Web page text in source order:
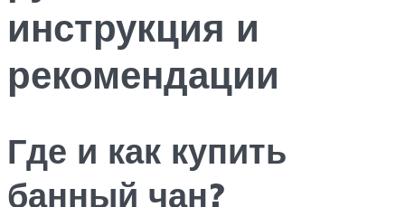
инструкция и
рекомендации
Где и как купить
банный чан?